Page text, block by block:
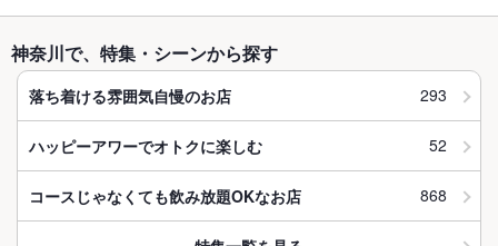
神奈川で、特集・シーンから探す
落ち着ける雰囲気自慢のお店 293
ハッピーアワーでオトクに楽しむ 52
コースじゃなくても飲み放題OKなお店 868